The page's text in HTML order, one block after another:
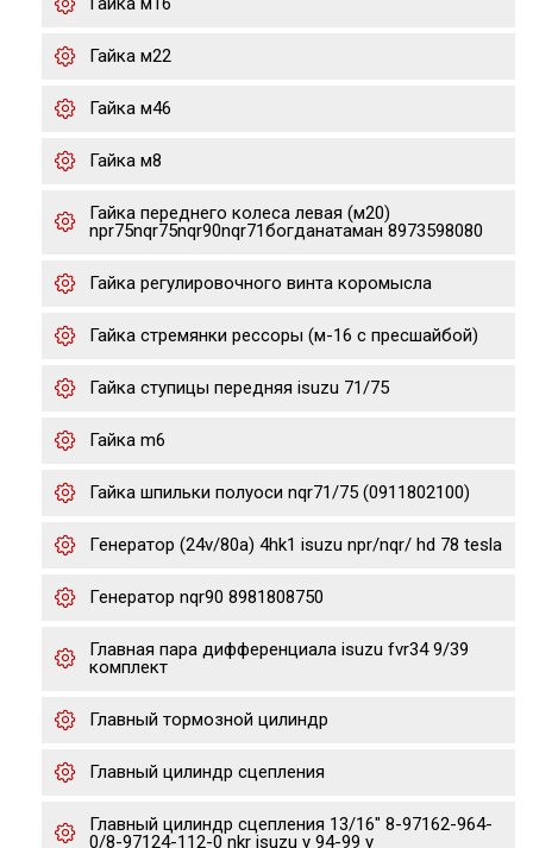
Гайка м22
Гайка м46
Гайка м8
Гайка переднего колеса левая (м20)
npr75nqr75nqr90nqr71богданатаман 8973598080
Гайка регулировочного винта коромысла
Гайка стремянки рессоры (м-16 с пресшайбой)
Гайка ступицы передняя isuzu 71/75
Гайка m6
Гайка шпильки полуоси nqr71/75 (0911802100)
Генератор (24v/80a) 4hk1 isuzu npr/nqr/ hd 78 tesla
Генератор nqr90 8981808750
Главная пара дифференциала isuzu fvr34 9/39
комплект
Главный тормозной цилиндр
Главный цилиндр сцепления
Главный цилиндр сцепления 13/16" 8-97162-964-
0/8-97124-112-0 nkr isuzu y 94-99 y